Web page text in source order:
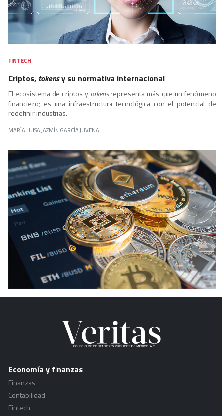
FINTECH
Criptos, tokensy su normativa internacional
El ecosistema de criptos y tokensrepresenta más que un fenómeno
financiero; es una infraestructura tecnológica con el potencial de
redefinir industrias.
MARÍA LUISA JAZMÍN GARCÍA JUVENAL
Economía y finanzas
Finanzas
Contabilidad
Fintech